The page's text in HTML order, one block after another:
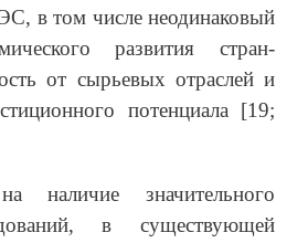
в том числе неодинаковый
развития стран-
от сырьевых отраслей и
потенциала [19;
наличие значительного
в существующей